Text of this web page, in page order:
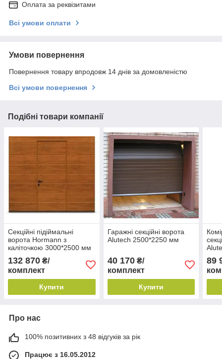
Оплата за реквізитами
Всі умови оплати
Умови повернення
Повернення товару впродовж 14 днів за домовленістю
Всі умови повернення
Подібні товари компанії
Секційні підіймальні
ворота Hormann з
каліточкою 3000*2500 мм
132 870 ₴/
комплект
Купити
Гаражні секційні ворота
Alutech 2500*2250 мм
40 170₴/
комплект
Купити
89
Про нас
100% позитивних з 48 відгуків за рік
Працює з 16.05.2012